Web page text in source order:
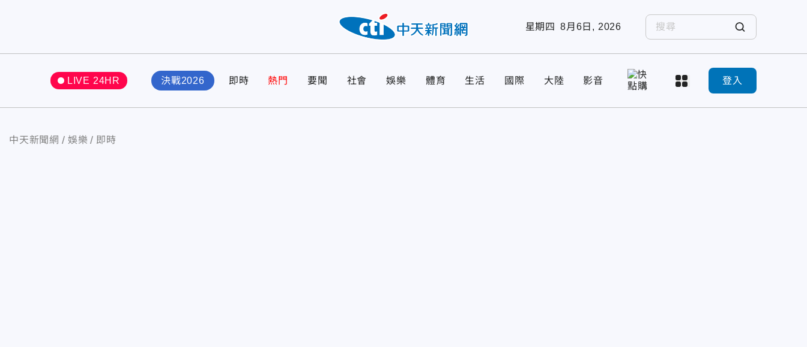
星期四 8月6日, 2026
LIVE 24HR 決戰2026 即時 熱門 要聞 社會 娛樂 體育 生活 國際 大陸 影音 登入
中天新聞網 娛樂 即時